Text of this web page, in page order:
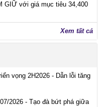
GIỮ với giá mục tiêu 34,400
Xem tất cả
vọng 2H2026 - Dẫn lỗi tăng
2026 - Tạo đà bứt phá giữa